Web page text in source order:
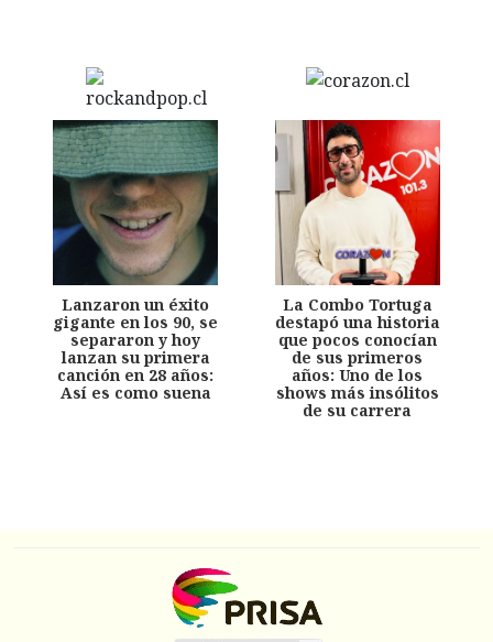
Lanzaron un éxito
gigante en los 90, se
separaron y hoy
lanzan su primera
canción en 28 años:
Así es como suena
La Combo Tortuga
destapó una historia
que pocos conocían
de sus primeros
años: Uno de los
shows más insólitos
de su carrera